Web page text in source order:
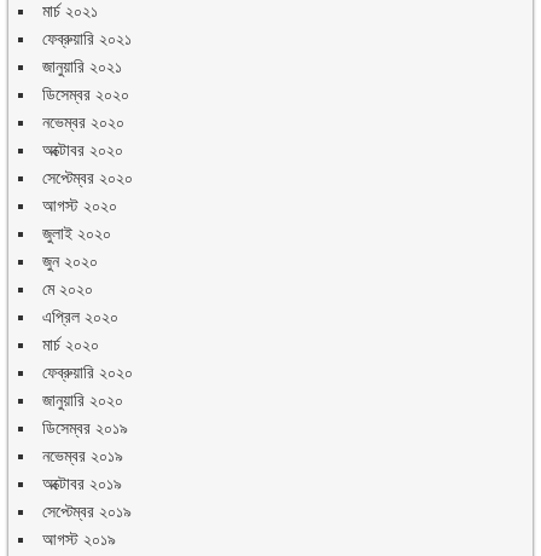
মার্চ ২০২১
ফেব্রুয়ারি ২০২১
জানুয়ারি ২০২১
ডিসেম্বর ২০২০
নভেম্বর ২০২০
অক্টোবর ২০২০
সেপ্টেম্বর ২০২০
আগস্ট ২০২০
জুলাই ২০২০
জুন ২০২০
মে ২০২০
এপ্রিল ২০২০
মার্চ ২০২০
ফেব্রুয়ারি ২০২০
জানুয়ারি ২০২০
ডিসেম্বর ২০১৯
নভেম্বর ২০১৯
অক্টোবর ২০১৯
সেপ্টেম্বর ২০১৯
আগস্ট ২০১৯